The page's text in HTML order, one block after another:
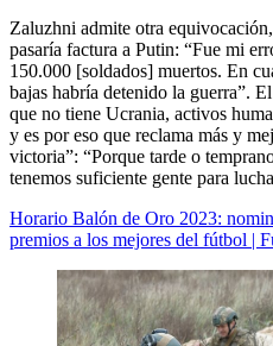
Zaluzhni admite otra
pasaría factura a Putin: “Fue mi
150.000 [soldados] muertos. En
bajas habría detenido la guerra”.
que no tiene Ucrania, activos
y es por eso que reclama más y
victoria”: “Porque tarde o
tenemos suficiente gente para
Horario Balón de Oro 2023:
premios a los mejores del fútbol |